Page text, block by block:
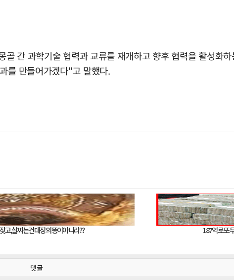
간 과학기술 협력과 교류를 재개하고 향후 협력을 활성화
를 만들어가겠다"고 말했다.
댓글